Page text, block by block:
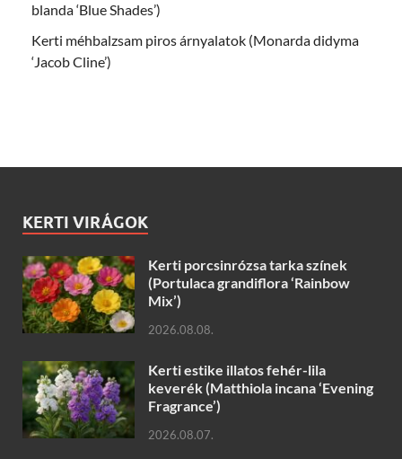
blanda ‘Blue Shades’)
Kerti méhbalzsam piros árnyalatok (Monarda didyma
‘Jacob Cline’)
KERTI VIRÁGOK
Kerti porcsinrózsa tarka színek
(Portulaca grandiflora ‘Rainbow
Mix’)
2026.08.08.
Kerti estike illatos fehér-lila
keverék (Matthiola incana ‘Evening
Fragrance’)
2026.08.07.